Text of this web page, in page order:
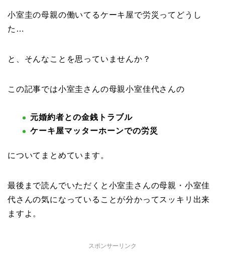
小室圭の母親の働いてるケーキ屋で労災ってどうし
た…
と、そんなことを思っていませんか？
この記事では小室圭さんの母親小室佳代さんの
元婚約者との金銭トラブル
ケーキ屋マッターホーンでの労災
についてまとめています。
最後まで読んでいただくと小室圭さんの母親・小室佳
代さんの気になっていることが分かってスッキリ出来
ますよ。
スポンサーリンク